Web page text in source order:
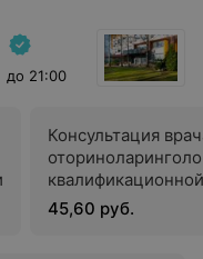
до 21:00
Консультация
45,60 руб.